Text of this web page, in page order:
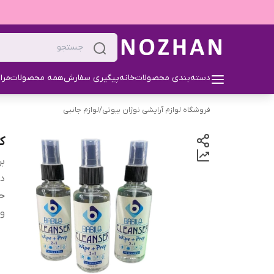
دسته‌بندی محصولاتخانهپیگیری سفارشهمه محصولات
فروشگاه لوازم آرایشی نوژان بیوتی/لوازم جانبی